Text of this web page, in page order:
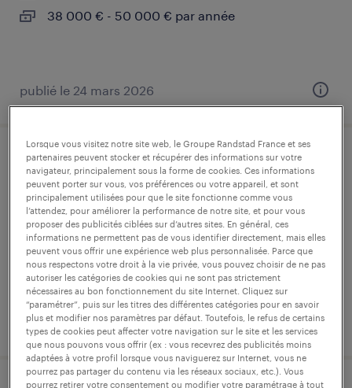
38 000 € - 50 000 € par année
publié le 24 mars 2026
assistant(e) paralégale et facturation
(f/h)
réau, seine-et-marne
intérim
35 000 € par année
publié le 15 avril 2026
Lorsque vous visitez notre site web, le Groupe Randstad France et ses
partenaires peuvent stocker et récupérer des informations sur votre
navigateur, principalement sous la forme de cookies. Ces informations
peuvent porter sur vous, vos préférences ou votre appareil, et sont
principalement utilisées pour que le site fonctionne comme vous
l’attendez, pour améliorer la performance de notre site, et pour vous
proposer des publicités ciblées sur d’autres sites. En général, ces
informations ne permettent pas de vous identifier directement, mais elles
peuvent vous offrir une expérience web plus personnalisée. Parce que
nous respectons votre droit à la vie privée, vous pouvez choisir de ne pas
autoriser les catégories de cookies qui ne sont pas strictement
nécessaires au bon fonctionnement du site Internet. Cliquez sur
“paramétrer”, puis sur les titres des différentes catégories pour en savoir
plus et modifier nos paramètres par défaut. Toutefois, le refus de certains
types de cookies peut affecter votre navigation sur le site et les services
que nous pouvons vous offrir (ex : vous recevrez des publicités moins
adaptées à votre profil lorsque vous naviguerez sur Internet, vous ne
pourrez pas partager du contenu via les réseaux sociaux, etc.). Vous
pourrez retirer votre consentement ou modifier votre paramétrage à tout